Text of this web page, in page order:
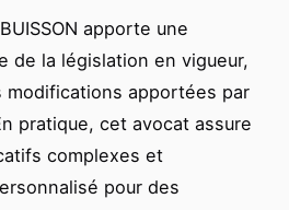
apporte une
de la législation en vigueur,
modifications apportées par
pratique, cet avocat assure
complexes et
pour des